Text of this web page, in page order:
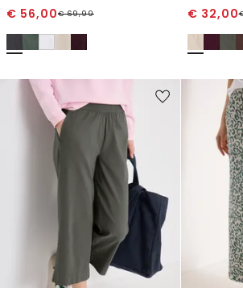
€ 56,00€69,99 € 32,00